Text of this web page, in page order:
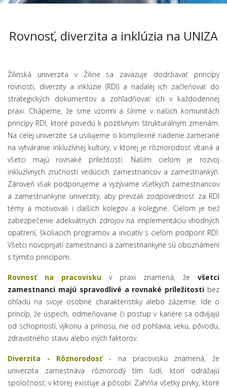
Rovnosť, diverzita a inklúzia na UNIZA
Žilinská univerzita v Žiline sa zaväzuje dodržiavať princípy
rovnosti, diverzity a inklúzie (RDI) a naďalej ich začleňovať do
strategických dokumentov a zohľadňovať ich v každodennej
praxi. Chápeme, že sme vzormi a šírime v našich komunitách
princípy RDI, ktoré povedú k pozitívnym štrukturálnym zmenám.
Na celej univerzite sa usilujeme o komplexné riadenie zamerané
na vytváranie inkluzívnej kultúry, v ktorej je rôznorodosť vítaná a
všetci majú rovnaké príležitosti. Naším cieľom je rozvoj
inkluzívnych zručností vedúcich zamestnancov a zamestnankýň.
Zároveň však podporujeme a vyzývame všetkých zamestnancov
a zamestnankyne univerzity, aby prevzali zodpovednosť za RDI
témy a motivovali i ďalších kolegov a kolegyne. Cieľom je tiež
zabezpečenie adekvátnych zdrojov na implementáciu vhodných
opatrení, školiacich programov a iniciatív s cieľom podporiť RDI.
Všetci novoprijatí zamestnanci a zamestnankyne sú oboznámení
s týmito princípom.
Rovnosť na pracovisku v praxi znamená, že všetci
zamestnanci majú spravodlivé a rovnaké príležitosti bez
ohľadu na svoje osobné charakteristiky alebo zázemie. Ide o
princíp, že úspech, odmeňovanie či postup v kariére sa odvíjajú
od schopností, výkonu a prínosu, nie od pohlavia, veku, pôvodu,
zdravotného stavu alebo iných faktorov.
Diverzita - Rôznorodosť- na pracovisku znamená, že
univerzita zamestnáva rôznorodý tím ľudí, ktorí odrážajú
spoločnosť, v ktorej existuje a pôsobí. Zahŕňa všetky prvky, ktoré